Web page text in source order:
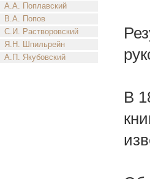
А.А. Поплавский
В.А. Попов
С.И. Растворовский
Я.Н. Шпильрейн
А.П. Якубовский
В